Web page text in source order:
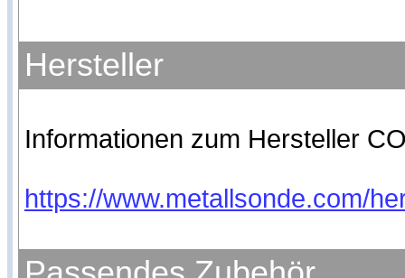
Hersteller
Informationen zum Hersteller
https://www.metallsonde.com/